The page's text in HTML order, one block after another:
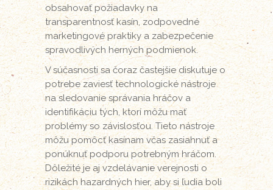
obsahovať požiadavky na
transparentnosť kasín, zodpovedné
marketingové praktiky a zabezpečenie
spravodlivých herných podmienok.
V súčasnosti sa čoraz častejšie diskutuje o
potrebe zaviesť technologické nástroje
na sledovanie správania hráčov a
identifikáciu tých, ktorí môžu mať
problémy so závislosťou. Tieto nástroje
môžu pomôcť kasínam včas zasiahnuť a
ponúknuť podporu potrebným hráčom.
Dôležité je aj vzdelávanie verejnosti o
rizikách hazardných hier, aby si ľudia boli